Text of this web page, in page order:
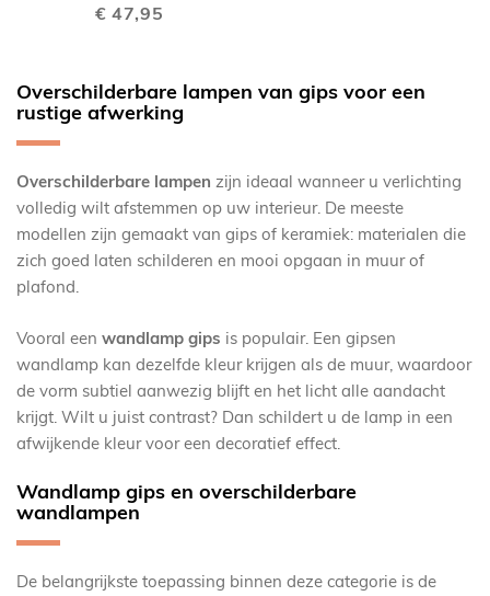
€ 47,95
Overschilderbare lampen van gips voor een
rustige afwerking
Overschilderbare lampen zijn ideaal wanneer u verlichting
volledig wilt afstemmen op uw interieur. De meeste
modellen zijn gemaakt van gips of keramiek: materialen die
zich goed laten schilderen en mooi opgaan in muur of
plafond.
Vooral een wandlamp gips is populair. Een gipsen
wandlamp kan dezelfde kleur krijgen als de muur, waardoor
de vorm subtiel aanwezig blijft en het licht alle aandacht
krijgt. Wilt u juist contrast? Dan schildert u de lamp in een
afwijkende kleur voor een decoratief effect.
Wandlamp gips en overschilderbare
wandlampen
De belangrijkste toepassing binnen deze categorie is de